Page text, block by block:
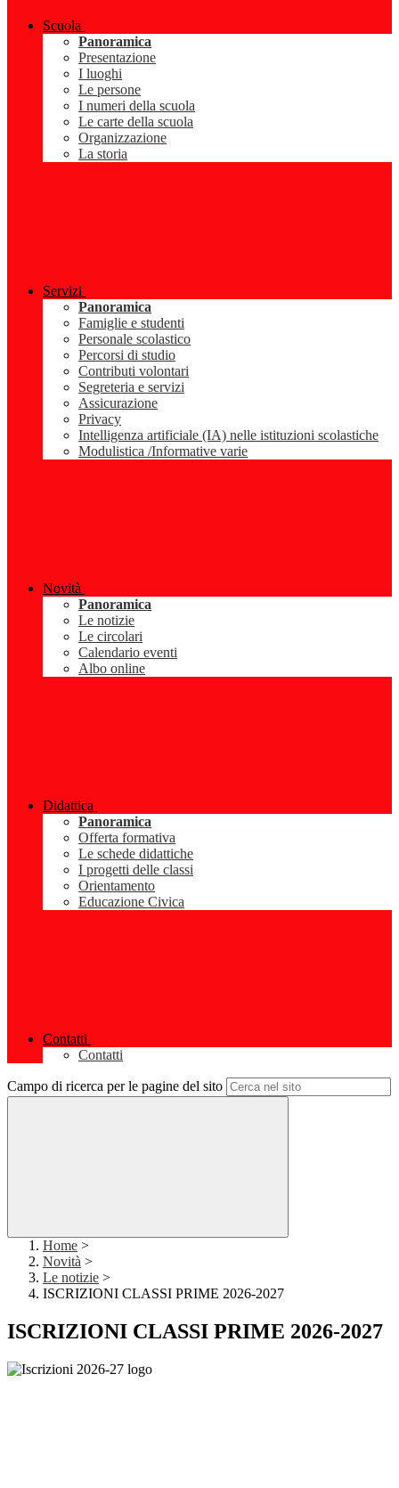
Scuola
Panoramica
Presentazione
I luoghi
Le persone
I numeri della scuola
Le carte della scuola
Organizzazione
La storia
Servizi
Panoramica
Famiglie e studenti
Personale scolastico
Percorsi di studio
Contributi volontari
Segreteria e servizi
Assicurazione
Privacy
Intelligenza artificiale (IA) nelle istituzioni scolastiche
Modulistica /Informative varie
Novità
Panoramica
Le notizie
Le circolari
Calendario eventi
Albo online
Didattica
Panoramica
Offerta formativa
Le schede didattiche
I progetti delle classi
Orientamento
Educazione Civica
Contatti
Contatti
Campo di ricerca per le pagine del sito
Home >
Novità >
Le notizie >
ISCRIZIONI CLASSI PRIME 2026-2027
ISCRIZIONI CLASSI PRIME 2026-2027